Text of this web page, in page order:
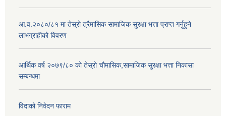
आ.व.२०८०/८१ मा तेस्रो त्रैमासिक सामाजिक सुरक्षा भत्ता प्राप्त गर्नुहुने
लाभग्राहीको विवरण
आर्थिक वर्ष २०७९/८० को तेस्रो चौमासिक,सामाजिक सुरक्षा भत्ता निकासा
सम्बन्धमा
विदाको निवेदन फाराम